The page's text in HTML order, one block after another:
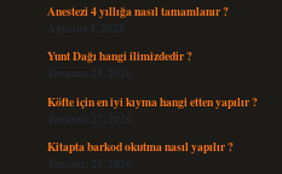
Anestezi 4 yıllığa nasıl tamamlanır ?
Ağustos 4, 2026
Yunt Dağı hangi ilimizdedir ?
Temmuz 29, 2026
Köfte için en iyi kıyma hangi etten yapılır ?
Temmuz 27, 2026
Kitapta barkod okutma nasıl yapılır ?
Temmuz 25, 2026